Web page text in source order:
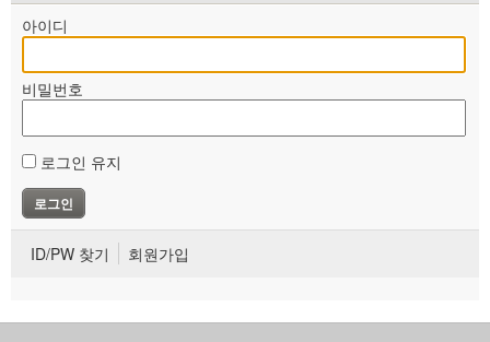
아이디
비밀번호
로그인 유지
ID/PW 찾기 회원가입
부설기관